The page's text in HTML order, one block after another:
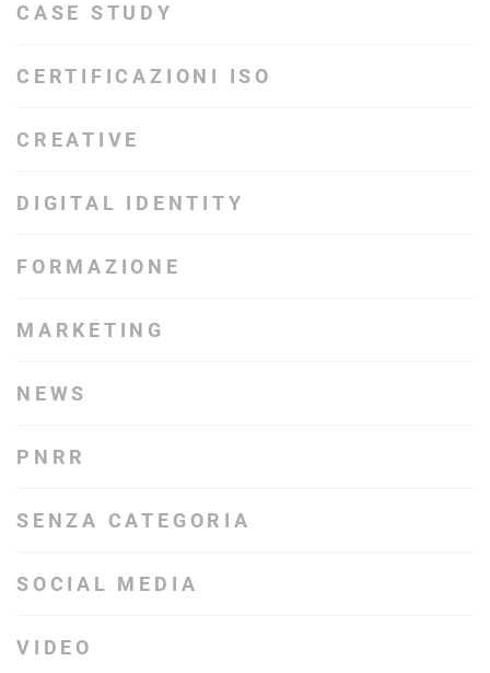
CASE STUDY
CERTIFICAZIONI ISO
CREATIVE
DIGITAL IDENTITY
FORMAZIONE
MARKETING
NEWS
PNRR
SENZA CATEGORIA
SOCIAL MEDIA
VIDEO